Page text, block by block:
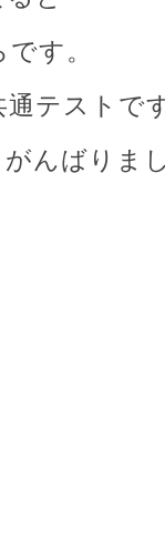
す。
通テストで
んばりま